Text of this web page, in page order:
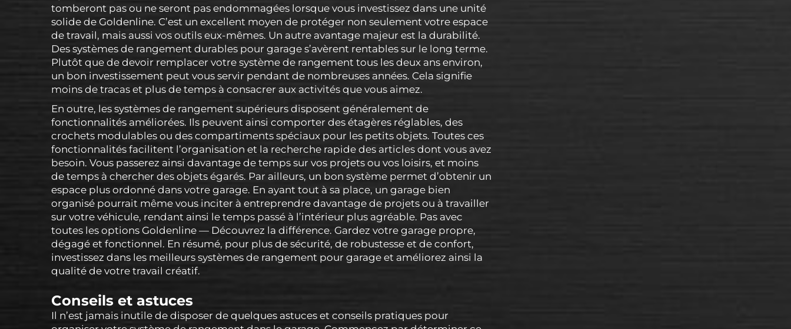
tomberont pas ou ne seront pas endommagées lorsque vous investissez dans une unité
solide de Goldenline. C’est un excellent moyen de protéger non seulement votre espace
de travail, mais aussi vos outils eux-mêmes. Un autre avantage majeur est la durabilité.
Des systèmes de rangement durables pour garage s’avèrent rentables sur le long terme.
Plutôt que de devoir remplacer votre système de rangement tous les deux ans environ,
un bon investissement peut vous servir pendant de nombreuses années. Cela signifie
moins de tracas et plus de temps à consacrer aux activités que vous aimez.
En outre, les systèmes de rangement supérieurs disposent généralement de
fonctionnalités améliorées. Ils peuvent ainsi comporter des étagères réglables, des
crochets modulables ou des compartiments spéciaux pour les petits objets. Toutes ces
fonctionnalités facilitent l’organisation et la recherche rapide des articles dont vous avez
besoin. Vous passerez ainsi davantage de temps sur vos projets ou vos loisirs, et moins
de temps à chercher des objets égarés. Par ailleurs, un bon système permet d’obtenir un
espace plus ordonné dans votre garage. En ayant tout à sa place, un garage bien
organisé pourrait même vous inciter à entreprendre davantage de projets ou à travailler
sur votre véhicule, rendant ainsi le temps passé à l’intérieur plus agréable. Pas avec
toutes les options Goldenline — Découvrez la différence. Gardez votre garage propre,
dégagé et fonctionnel. En résumé, pour plus de sécurité, de robustesse et de confort,
investissez dans les meilleurs systèmes de rangement pour garage et améliorez ainsi la
qualité de votre travail créatif.
Conseils et astuces
Il n’est jamais inutile de disposer de quelques astuces et conseils pratiques pour